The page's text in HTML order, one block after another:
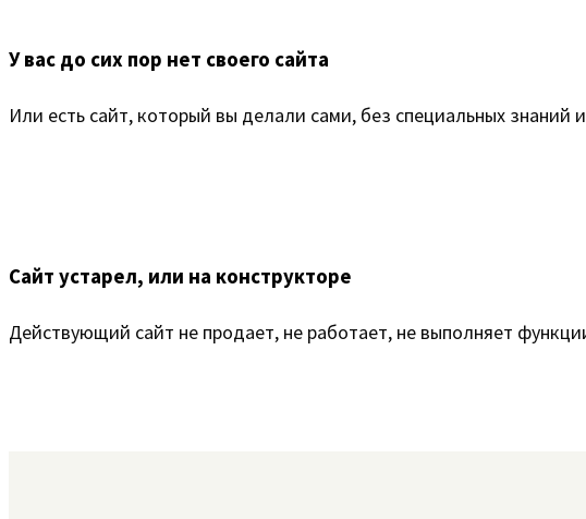
У вас до сих пор нет своего сайта
Или есть сайт, который вы делали сами, без специальных знаний
Сайт устарел, или на конструкторе
Действующий сайт не продает, не работает, не выполняет